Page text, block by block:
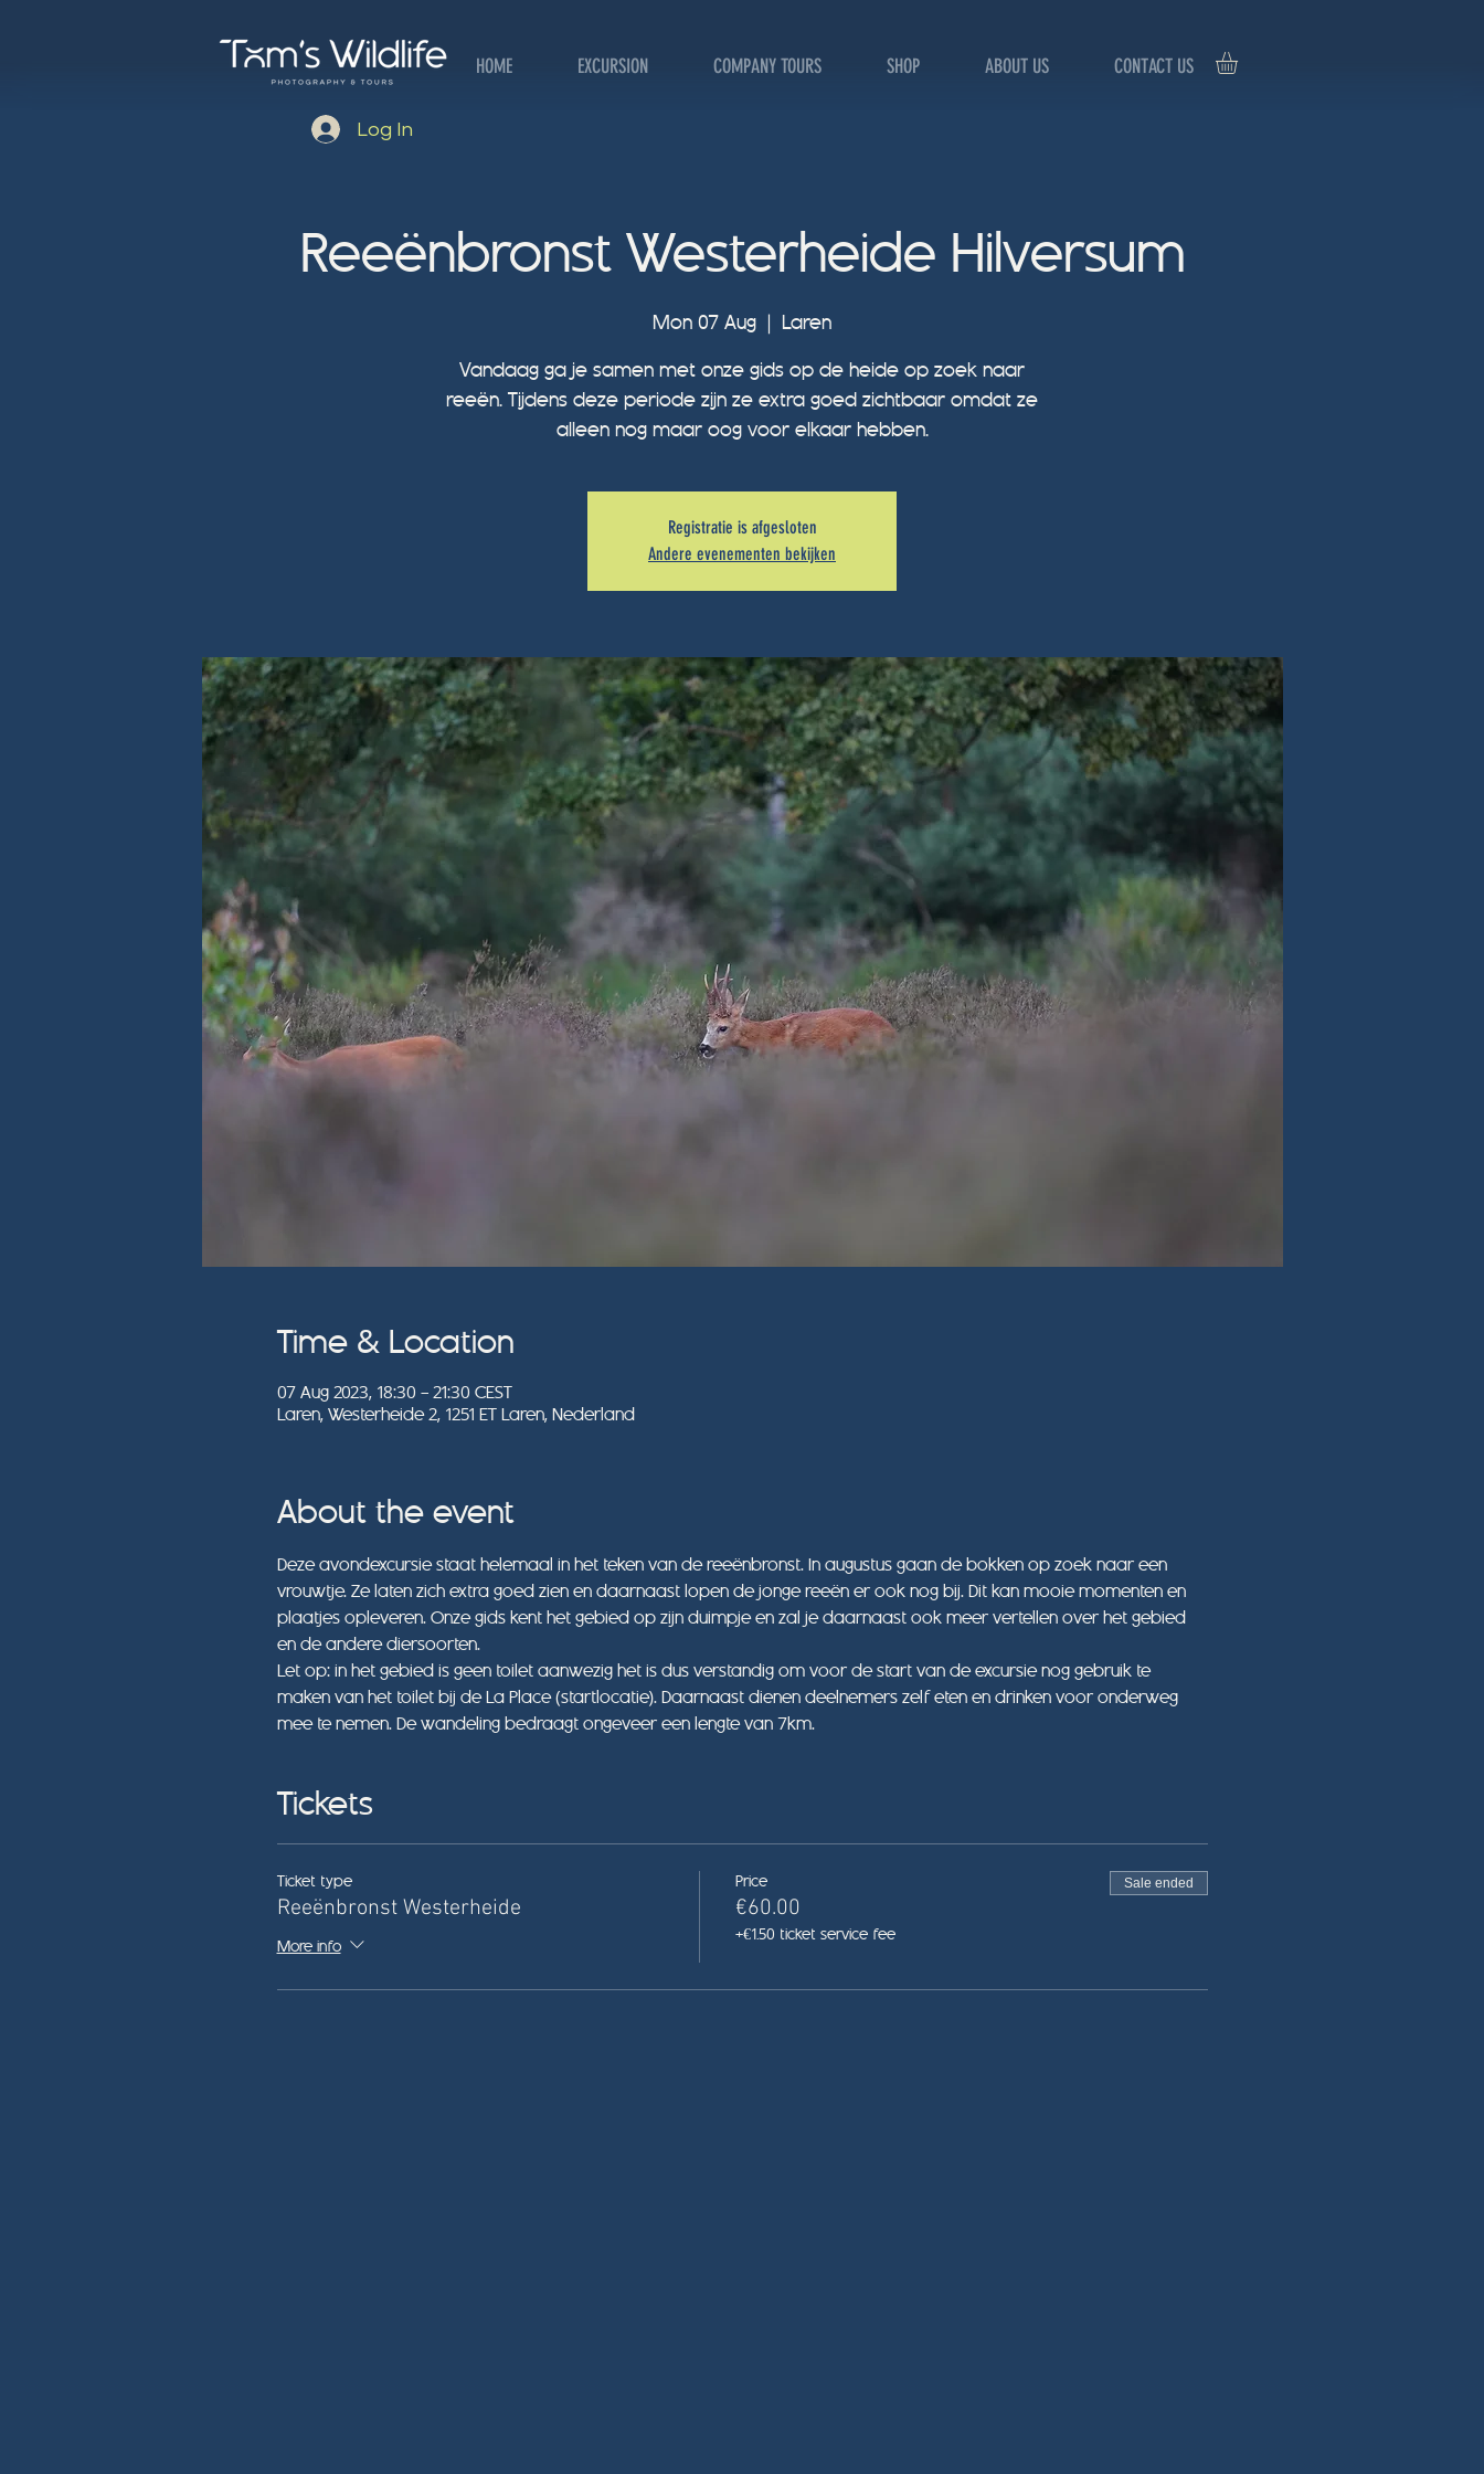
HOME EXCURSION COMPANY TOURS SHOP ABOUT US CONTACT US
Log In
Reeënbronst Westerheide Hilversum
Mon 07 Aug
  |
Laren
Vandaag ga je samen met onze gids op de heide op zoek naar
reeën. Tijdens deze periode zijn ze extra goed zichtbaar omdat ze
alleen nog maar oog voor elkaar hebben.
Registratie is afgesloten
Andere evenementen bekijken
Time & Location
07 Aug 2023, 18:30 – 21:30 CEST
Laren, Westerheide 2, 1251 ET Laren, Nederland
About the event
Deze avondexcursie staat helemaal in het teken van de reeënbronst. In augustus gaan de bokken op zoek naar een
vrouwtje. Ze laten zich extra goed zien en daarnaast lopen de jonge reeën er ook nog bij. Dit kan mooie momenten en
plaatjes opleveren. Onze gids kent het gebied op zijn duimpje en zal je daarnaast ook meer vertellen over het gebied
en de andere diersoorten.
Let op: in het gebied is geen toilet aanwezig het is dus verstandig om voor de start van de excursie nog gebruik te
maken van het toilet bij de La Place (startlocatie). Daarnaast dienen deelnemers zelf eten en drinken voor onderweg
mee te nemen. De wandeling bedraagt ongeveer een lengte van 7km.
Tickets
Ticket type
Reeënbronst Westerheide
More info
Price
€60.00
+€1.50 ticket service fee
Sale ended